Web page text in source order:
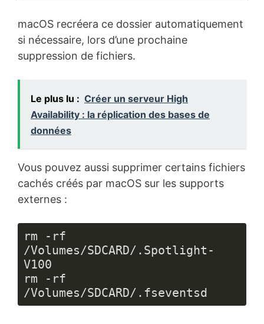
macOS recréera ce dossier automatiquement
si nécessaire, lors d’une prochaine
suppression de fichiers.
Le plus lu : Créer un serveur High
Availability : la réplication des bases de
données
Vous pouvez aussi supprimer certains fichiers
cachés créés par macOS sur les supports
externes :
rm -rf
/Volumes/SDCARD/.Spotlight-
V100
rm -rf
/Volumes/SDCARD/.fseventsd